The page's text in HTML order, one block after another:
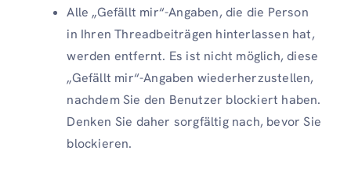
Alle „Gefällt mir“-Angaben, die die Person
in Ihren Threadbeiträgen hinterlassen hat,
werden entfernt. Es ist nicht möglich, diese
„Gefällt mir“-Angaben wiederherzustellen,
nachdem Sie den Benutzer blockiert haben.
Denken Sie daher sorgfältig nach, bevor Sie
blockieren.